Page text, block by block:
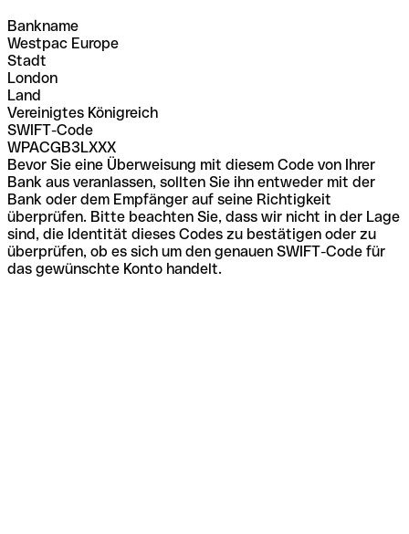
Bankname
Westpac Europe
Stadt
London
Land
Vereinigtes Königreich
SWIFT-Code
WPACGB3LXXX
Bevor Sie eine Überweisung mit diesem Code von Ihrer
Bank aus veranlassen, sollten Sie ihn entweder mit der
Bank oder dem Empfänger auf seine Richtigkeit
überprüfen. Bitte beachten Sie, dass wir nicht in der Lage
sind, die Identität dieses Codes zu bestätigen oder zu
überprüfen, ob es sich um den genauen SWIFT-Code für
das gewünschte Konto handelt.